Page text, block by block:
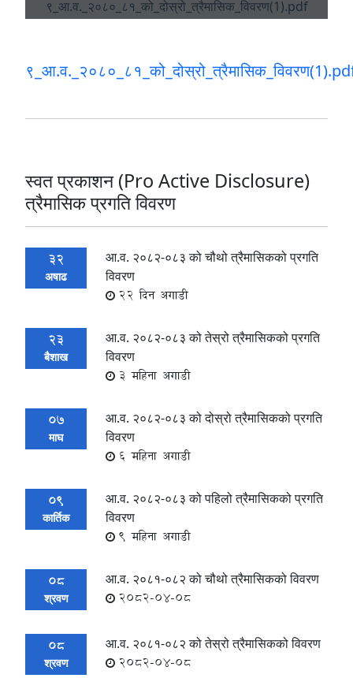
स्वत प्रकाशन (Pro Active Disclosure)
त्रैमासिक प्रगति विवरण
32
अषाढ
आ.व. २०८२-०८३ को चौथो त्रैमासिकको प्रगति
विवरण
22 दिन अगाडी
23
बैशाख
आ.व. २०८२-०८३ को तेस्रो त्रैमासिकको प्रगति
विवरण
3 महिना अगाडी
07
माघ
आ.व. २०८२-०८३ को दोस्रो त्रैमासिकको प्रगति
विवरण
6 महिना अगाडी
09
कार्तिक
आ.व. २०८२-०८३ को पहिलो त्रैमासिकको प्रगति
विवरण
9 महिना अगाडी
08
श्रवण
आ.व. २०८१-०८२ को चौथो त्रैमासिकको विवरण
2082-04-08
08
श्रवण
आ.व. २०८१-०८२ को तेस्रो त्रैमासिकको विवरण
2082-04-08